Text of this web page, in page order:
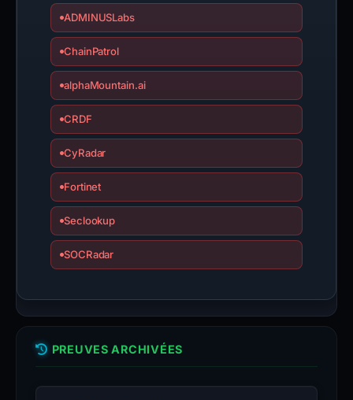
ADMINUSLabs
ChainPatrol
alphaMountain.ai
CRDF
CyRadar
Fortinet
Seclookup
SOCRadar
PREUVES ARCHIVÉES